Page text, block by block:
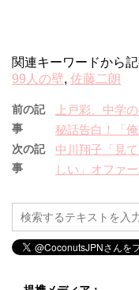
関連キーワードから
99人の壁, 佐藤二朗
前の記
事
上戸彩、中学
秘話告白！「
次の記
事
中川翔子「見
しい」オファ